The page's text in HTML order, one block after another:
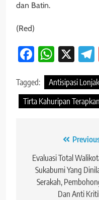
dan Batin.
(Red)
Facebook
X
Tagged:
Antisipasi
Tirta Kahuripan
Navigasi
pos
Evaluasi Total
Sukabumi Yang
Serakah,
Dan Anti